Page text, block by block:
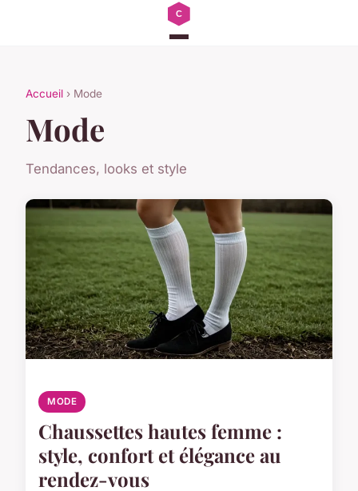
Accueil › Mode
Mode
Tendances, looks et style
MODE
Chaussettes hautes femme :
style, confort et élégance au
rendez-vous